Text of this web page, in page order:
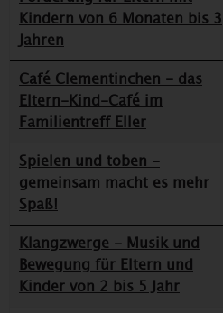
Kindern von 6 Monaten bis 3
Jahren
Café Clementinchen - das
Eltern-Kind-Café im
Familientreff Eller
Spielen und toben -
gemeinsam macht es mehr
Spaß!
Klangzwerge - Musik und
Bewegung für Eltern und
Kinder von 2 bis 5 Jahr